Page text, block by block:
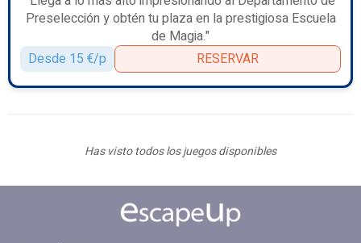
Preselección y obtén tu plaza en la prestigiosa Escuela
de Magia."
Desde 15 €/p
RESERVAR
Has visto todos los juegos disponibles